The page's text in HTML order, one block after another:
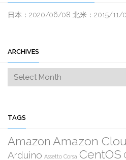
日本：2020/06/08 北米：2015/11/
ARCHIVES
TAGS
Amazon Amazon
Arduino Assetto Corsa CentOS